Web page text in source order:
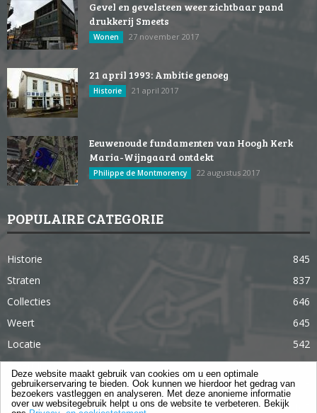
Gevel en gevelsteen weer zichtbaar pand
drukkerij Smeets
Wonen 27 november 2017
21 april 1993: Ambitie genoeg
Historie 21 april 2017
Eeuwenoude fundamenten van Hoogh Kerk
Maria-Wijngaard ontdekt
Philippe de Montmorency 22 augustus 2017
POPULAIRE CATEGORIE
Historie
845
Straten
837
Collecties
646
Weert
645
Locatie
542
Weert in 365 dagen
363
Gebouwen
285
Lifestyle
Deze website maakt gebruik van cookies om u een optimale
gebruikerservaring te bieden. Ook kunnen we hierdoor het gedrag van
bezoekers vastleggen en analyseren. Met deze anonieme informatie
over uw websitegebruik helpt u ons de website te verbeteren. Bekijk